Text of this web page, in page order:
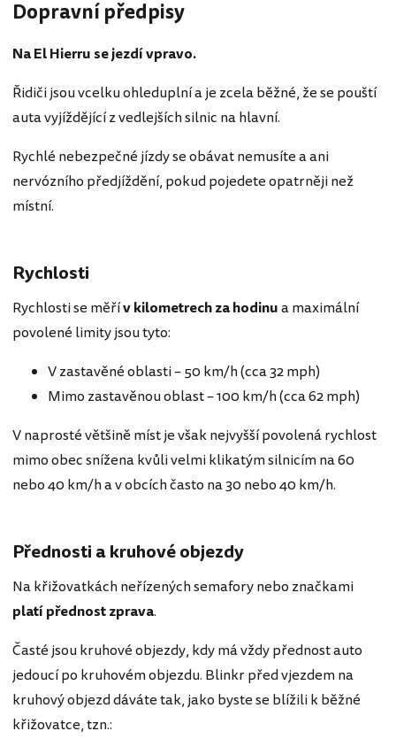
Dopravní předpisy
Na El Hierru se jezdí vpravo.
Řidiči jsou vcelku ohleduplní a je zcela běžné, že se pouští
auta vyjíždějící z vedlejších silnic na hlavní.
Rychlé nebezpečné jízdy se obávat nemusíte a ani
nervózního předjíždění, pokud pojedete opatrněji než
místní.
Rychlosti
Rychlosti se měřív kilometrechzahodinua maximální
povolené limity jsou tyto:
V zastavěné oblasti – 50 km/h (cca 32 mph)
Mimo zastavěnou oblast – 100 km/h (cca 62 mph)
V naprosté většině míst je však nejvyšší povolená rychlost
mimo obec snížena kvůli velmi klikatým silnicím na 60
nebo 40 km/h a v obcích často na 30 nebo 40 km/h.
Přednosti a kruhové objezdy
Na křižovatkách neřízených semafory nebo značkami
platí přednost zprava.
Časté jsou kruhové objezdy, kdy má vždy přednost auto
jedoucí po kruhovém objezdu. Blinkr před vjezdem na
kruhový objezd dáváte tak, jako byste se blížili k běžné
křižovatce, tzn.: